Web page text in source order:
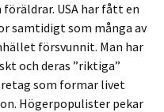
USA har fått en
samtidigt som många av
försvunnit. Man har
och deras ”riktiga”
som formar livet
Högerpopulister pekar